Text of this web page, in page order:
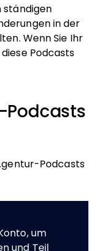
ständigen
in der
Wenn Sie Ihr
Podcasts
Podcasts
Podcasts
um
und Teil